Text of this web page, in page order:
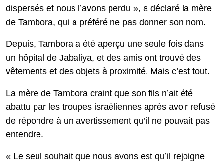
dispersés et nous l’avons perdu », a déclaré la mère
de Tambora, qui a préféré ne pas donner son nom.
Depuis, Tambora a été aperçu une seule fois dans
un hôpital de Jabaliya, et des amis ont trouvé des
vêtements et des objets à proximité. Mais c’est tout.
La mère de Tambora craint que son fils n’ait été
abattu par les troupes israéliennes après avoir refusé
de répondre à un avertissement qu’il ne pouvait pas
entendre.
« Le seul souhait que nous avons est qu’il rejoigne